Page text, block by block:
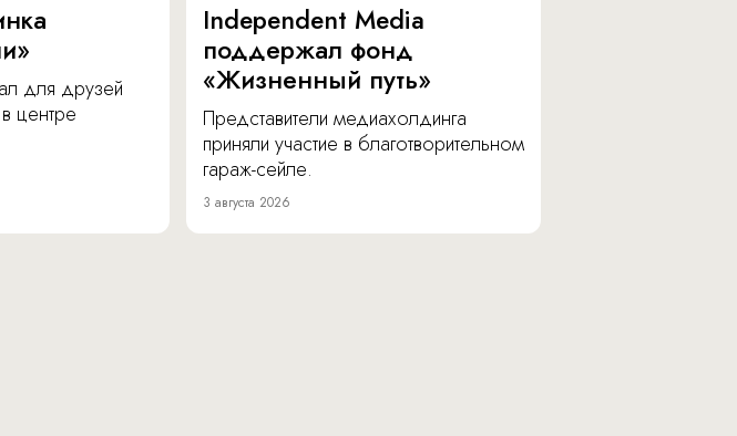
для друзей
центре
Independent Media
поддержал фонд
«Жизненный путь»
Представители медиахолдинга
приняли участие в благотворительном
гараж-сейле.
3 августа 2026